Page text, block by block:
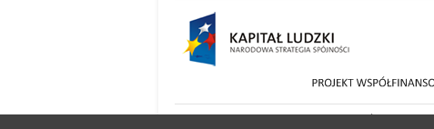
© 2000-2026 Ministerstwo Sprawiedliwości